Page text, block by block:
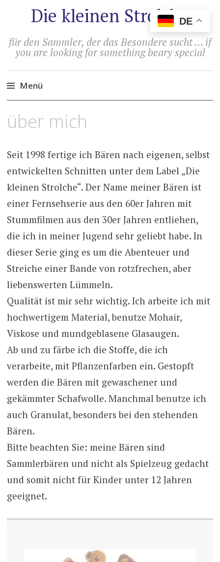
Die kleinen Strolche
für den Sammler, der das Besondere sucht … if
you are looking for something beary special
Menü
Inhalt
über mich
Seit 1998 fertige ich Bären nach eigenen, selbst
entwickelten Schnitten unter dem Label „Die
kleinen Strolche“. Der Name meiner Bären ist
einer Fernsehserie aus den 60er Jahren mit
Stummfilmen aus den 30er Jahren entliehen,
die ich in meiner Jugend sehr geliebt habe. In
dieser Serie ging es um die Abenteuer und
Streiche einer Bande von rotzfrechen, aber
liebenswerten Lümmeln.
Qualität ist mir sehr wichtig. Ich arbeite ich mit
hochwertigem Material, benutze Mohair,
Viskose und mundgeblasene Glasaugen.
Ab und zu färbe ich die Stoffe, die ich
verarbeite, mit Pflanzenfarben ein. Gestopft
werden die Bären mit gewaschener und
gekämmter Schafwolle. Manchmal benutze ich
auch Granulat, besonders bei den stehenden
Bären.
Bitte beachten Sie: meine Bären sind
Sammlerbären und nicht als Spielzeug gedacht
und somit nicht für Kinder unter 12 Jahren
geeignet.
DE